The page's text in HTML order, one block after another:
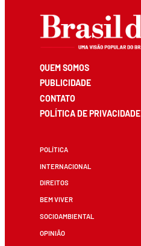
QUEM SOMOS
PUBLICIDADE
CONTATO
POLÍTICA DE PRIVACIDADE
POLÍTICA
INTERNACIONAL
DIREITOS
BEM VIVER
SOCIOAMBIENTAL
OPINIÃO